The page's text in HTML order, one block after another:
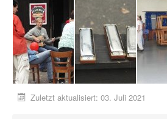
Zuletzt aktualisiert: 03. Juli 2021